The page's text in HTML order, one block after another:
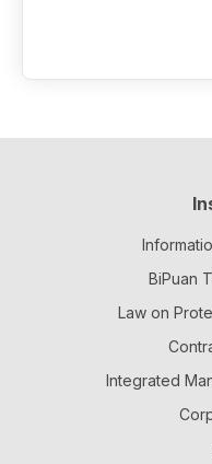
çağdaş yorumlarına
performansları ve
BiPuan
Law on
Integrated